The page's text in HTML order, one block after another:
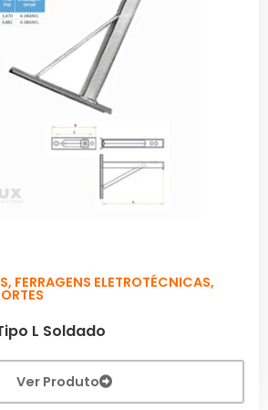
, FERRAGENS ELETROTÉCNICAS,
L Soldado
Ver Produto